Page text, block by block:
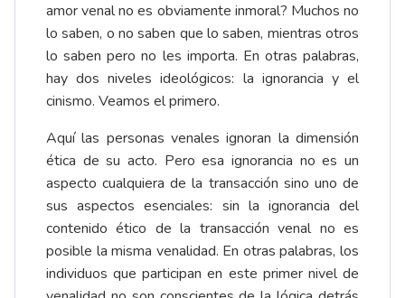
amor venal no es obviamente inmoral? Muchos no
lo saben, o no saben que lo saben, mientras otros
lo saben pero no les importa. En otras palabras,
hay dos niveles ideológicos: la ignorancia y el
cinismo. Veamos el primero.
Aquí las personas venales ignoran la dimensión
ética de su acto. Pero esa ignorancia no es un
aspecto cualquiera de la transacción sino uno de
sus aspectos esenciales: sin la ignorancia del
contenido ético de la transacción venal no es
posible la misma venalidad. En otras palabras, los
individuos que participan en este primer nivel de